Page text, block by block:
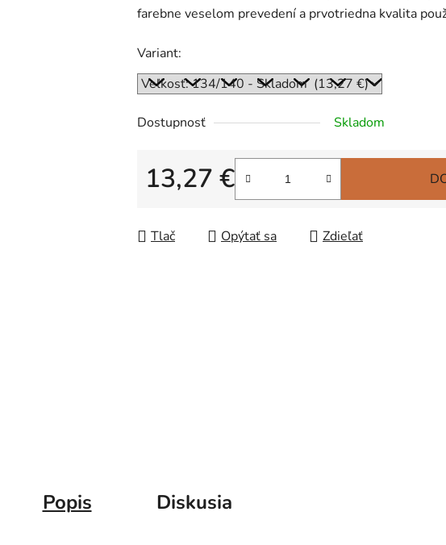
farebne veselom prevedení a prvotriedna kvalita
Variant:
Dostupnosť Skladom
13,27 €
Jednotková cena:
Tlač Opýtať sa Zdieľať
Popis Diskusia